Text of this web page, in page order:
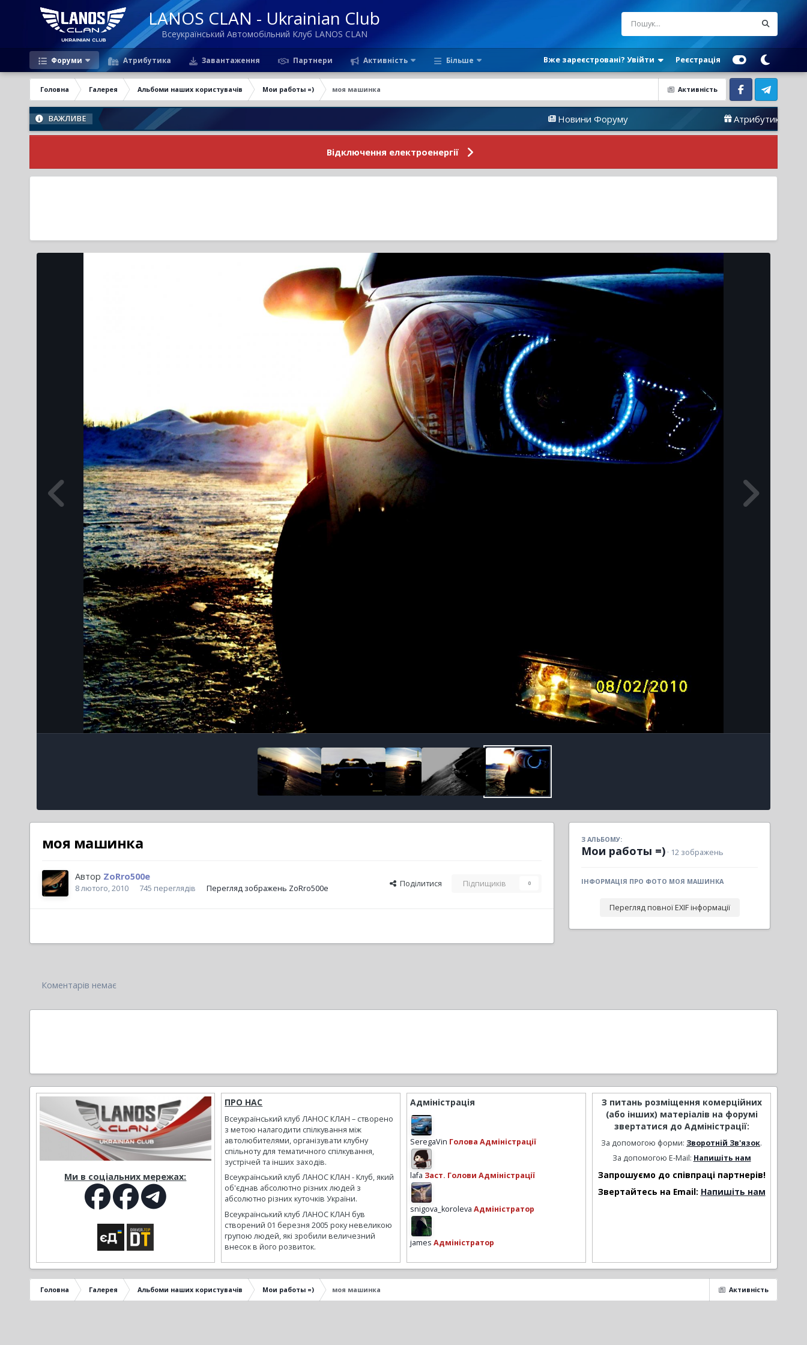
LANOS CLAN - Ukrainian Club
Всеукраїнський Автомобільний Клуб LANOS CLAN
Форуми Атрибутика Завантаження Партнери Активність Більше Вже зареєстровані? Увійти Реєстрація
Активність
Головна Галерея Альбоми наших користувачів Мои работы =) моя машинка
Facebook Telegram
ВАЖЛИВЕ Новини Форуму Атрибутика
Відключення електроенергії
моя машинка
Автор ZoRro500e
8 лютого, 2010 745 переглядів Перегляд зображень ZoRro500e Поділитися Підпищиків 0
З АЛЬБОМУ:
Мои работы =) · 12 зображень
ІНФОРМАЦІЯ ПРО ФОТО МОЯ МАШИНКА
Перегляд повної EXIF інформації
Коментарів немає
Ми в соціальних мережах:
ПРО НАС
Всеукраїнський клуб ЛАНОС КЛАН – створено
з метою налагодити спілкування між
автолюбителями, організувати клубну
спільноту для тематичного спілкування,
зустрічей та інших заходів.
Всеукраїнський клуб ЛАНОС КЛАН - Клуб, який
об'єднав абсолютно різних людей з
абсолютно різних куточків України.
Всеукраїнський клуб ЛАНОС КЛАН був
створений 01 березня 2005 року невеликою
групою людей, які зробили величезний
внесок в його розвиток.
Адміністрація
SeregaVin Голова Адміністрації
lafa Заст. Голови Адміністрації
snigova_koroleva Адміністратор
james Адміністратор
З питань розміщення комерційних
(або інших) матеріалів на форумі
звертатися до Адміністрації:
За допомогою форми: Зворотній Зв'язок.
За допомогою E-Mail: Напишіть нам
Запрошуємо до співпраці партнерів!
Звертайтесь на Email: Напишіть нам
Активність
Головна Галерея Альбоми наших користувачів Мои работы =) моя машинка